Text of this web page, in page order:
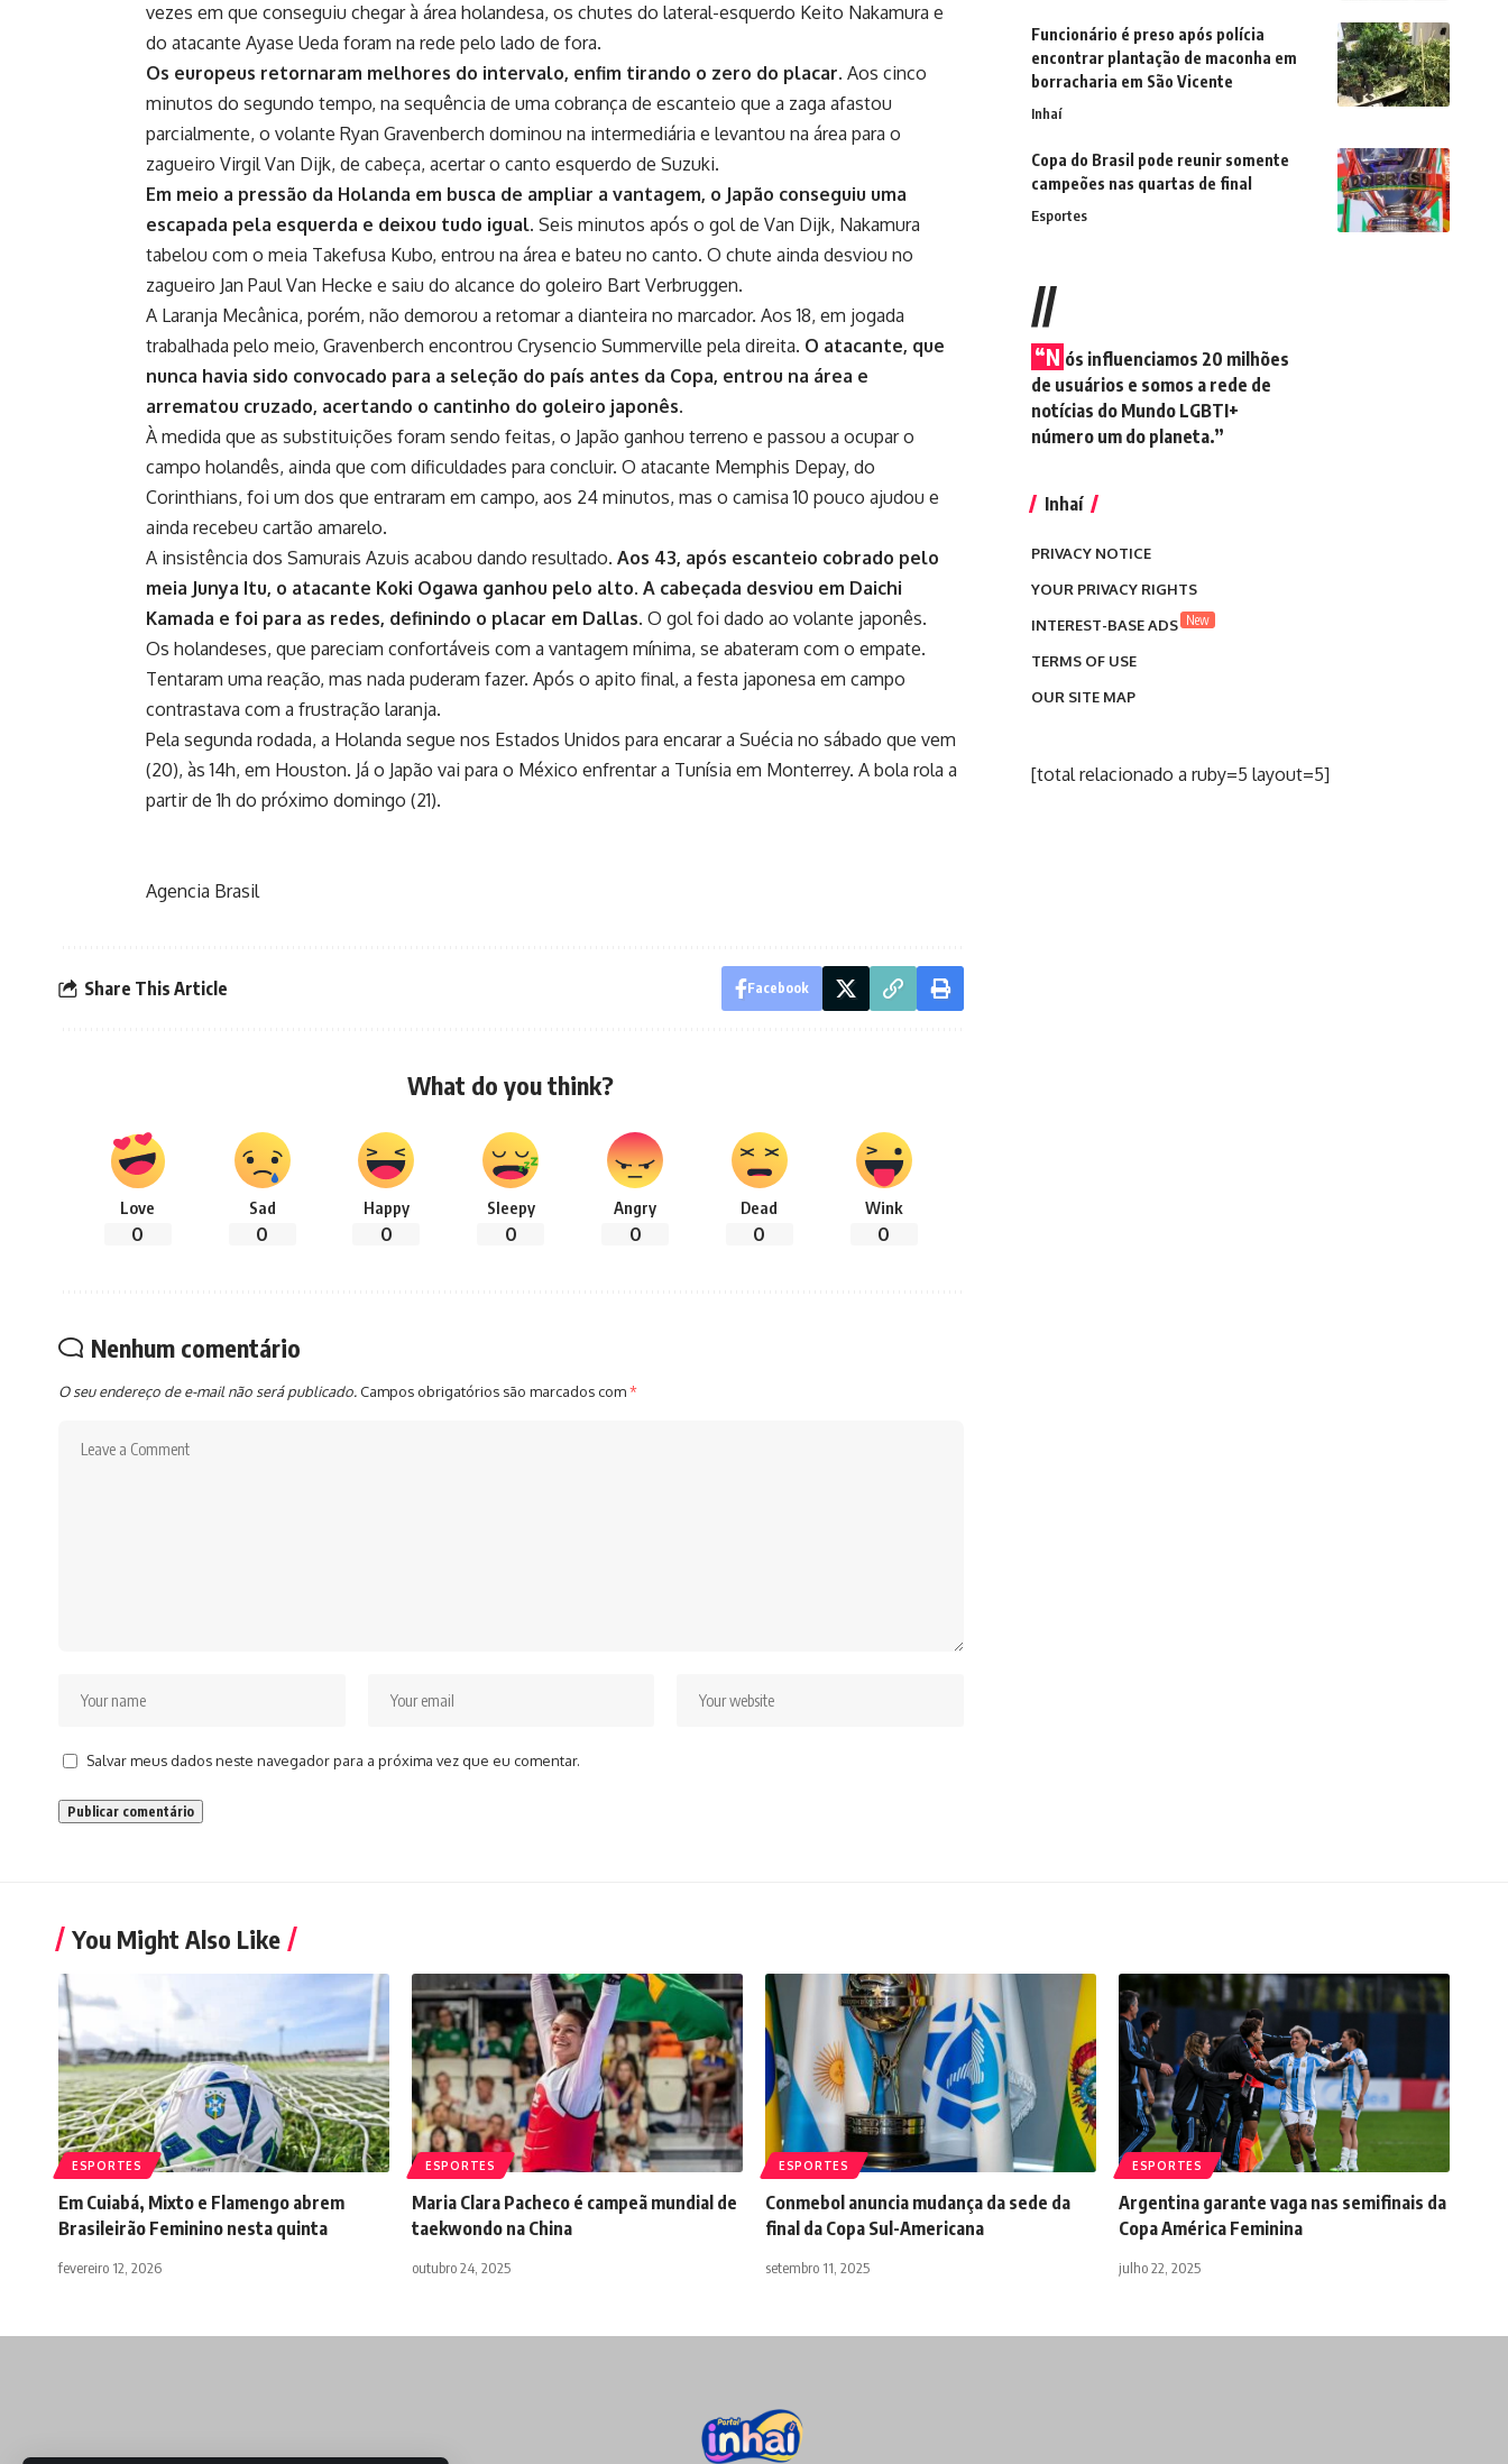
vezes em que conseguiu chegar à área holandesa, os chutes do lateral-esquerdo Keito Nakamura e
do atacante Ayase Ueda foram na rede pelo lado de fora.
Os europeus retornaram melhores do intervalo, enfim tirando o zero do placar. Aos cinco
minutos do segundo tempo, na sequência de uma cobrança de escanteio que a zaga afastou
parcialmente, o volante Ryan Gravenberch dominou na intermediária e levantou na área para o
zagueiro Virgil Van Dijk, de cabeça, acertar o canto esquerdo de Suzuki.
Em meio a pressão da Holanda em busca de ampliar a vantagem, o Japão conseguiu uma
escapada pela esquerda e deixou tudo igual. Seis minutos após o gol de Van Dijk, Nakamura
tabelou com o meia Takefusa Kubo, entrou na área e bateu no canto. O chute ainda desviou no
zagueiro Jan Paul Van Hecke e saiu do alcance do goleiro Bart Verbruggen.
A Laranja Mecânica, porém, não demorou a retomar a dianteira no marcador. Aos 18, em jogada
trabalhada pelo meio, Gravenberch encontrou Crysencio Summerville pela direita. O atacante, que
nunca havia sido convocado para a seleção do país antes da Copa, entrou na área e
arrematou cruzado, acertando o cantinho do goleiro japonês.
À medida que as substituições foram sendo feitas, o Japão ganhou terreno e passou a ocupar o
campo holandês, ainda que com dificuldades para concluir. O atacante Memphis Depay, do
Corinthians, foi um dos que entraram em campo, aos 24 minutos, mas o camisa 10 pouco ajudou e
ainda recebeu cartão amarelo.
A insistência dos Samurais Azuis acabou dando resultado. Aos 43, após escanteio cobrado pelo
meia Junya Itu, o atacante Koki Ogawa ganhou pelo alto. A cabeçada desviou em Daichi
Kamada e foi para as redes, definindo o placar em Dallas. O gol foi dado ao volante japonês.
Os holandeses, que pareciam confortáveis com a vantagem mínima, se abateram com o empate.
Tentaram uma reação, mas nada puderam fazer. Após o apito final, a festa japonesa em campo
contrastava com a frustração laranja.
Pela segunda rodada, a Holanda segue nos Estados Unidos para encarar a Suécia no sábado que vem
(20), às 14h, em Houston. Já o Japão vai para o México enfrentar a Tunísia em Monterrey. A bola rola a
partir de 1h do próximo domingo (21).
Agencia Brasil
Share This Article Facebook
What do you think?
Love
0
Sad
0
Happy
0
Sleepy
0
Angry
0
Dead
0
Wink
0
Nenhum comentário
O seu endereço de e-mail não será publicado. Campos obrigatórios são marcados com*
Salvar meus dados neste navegador para a próxima vez que eu comentar.
Funcionário é preso após polícia
encontrar plantação de maconha em
borracharia em São Vicente
Inhaí
Copa do Brasil pode reunir somente
campeões nas quartas de final
Esportes
//
“N ós influenciamos 20 milhões
de usuários e somos a rede de
notícias do Mundo LGBTI+
número um do planeta.”
Inhaí
PRIVACY NOTICE
YOUR PRIVACY RIGHTS
INTEREST-BASE ADS New
TERMS OF USE
OUR SITE MAP
[total relacionado a ruby=5 layout=5]
You Might Also Like
ESPORTES
Em Cuiabá, Mixto e Flamengo abrem
Brasileirão Feminino nesta quinta
fevereiro 12, 2026
ESPORTES
Maria Clara Pacheco é campeã mundial de
taekwondo na China
outubro 24, 2025
ESPORTES
Conmebol anuncia mudança da sede da
final da Copa Sul-Americana
setembro 11, 2025
ESPORTES
Argentina garante ​vaga nas semifinais da
Copa América Feminina
julho 22, 2025